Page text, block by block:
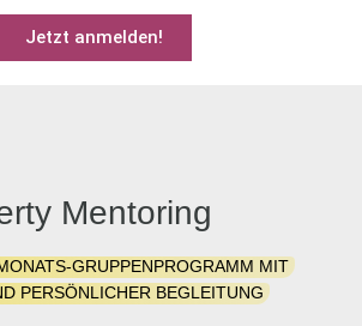
Jetzt anmelden!
Mentoring
GRUPPENPROGRAMM MIT
PERSÖNLICHER BEGLEITUNG